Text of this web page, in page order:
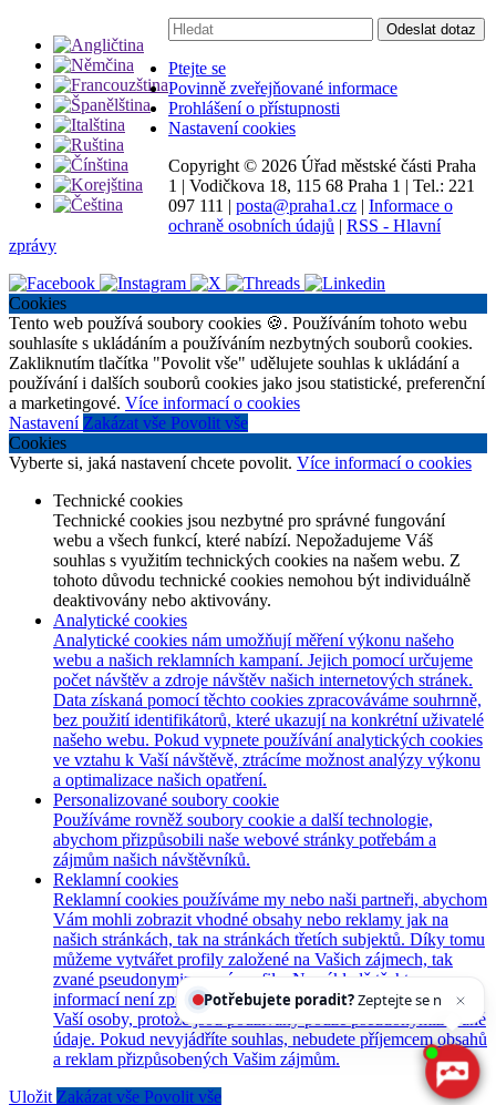
Vyhledávání:
Odeslat dotaz
Ptejte se
Povinně zveřejňované informace
Prohlášení o přístupnosti
Nastavení cookies
Copyright © 2026 Úřad městské části Praha
1 | Vodičkova 18, 115 68 Praha 1 | Tel.: 221
097 111 | posta@praha1.cz | Informace o
ochraně osobních údajů | RSS - Hlavní
zprávy
Cookies
Tento web používá soubory cookies 🍪. Používáním tohoto webu
souhlasíte s ukládáním a používáním nezbytných souborů cookies.
Zakliknutím tlačítka "Povolit vše" udělujete souhlas k ukládání a
používání i dalších souborů cookies jako jsou statistické, preferenční
a marketingové. Více informací o cookies
Nastavení Zakázat vše Povolit vše
Cookies
Vyberte si, jaká nastavení chcete povolit. Více informací o cookies
Technické cookies
Technické cookies jsou nezbytné pro správné fungování
webu a všech funkcí, které nabízí. Nepožadujeme Váš
souhlas s využitím technických cookies na našem webu. Z
tohoto důvodu technické cookies nemohou být individuálně
deaktivovány nebo aktivovány.
Analytické cookies
Analytické cookies nám umožňují měření výkonu našeho
webu a našich reklamních kampaní. Jejich pomocí určujeme
počet návštěv a zdroje návštěv našich internetových stránek.
Data získaná pomocí těchto cookies zpracováváme souhrnně,
bez použití identifikátorů, které ukazují na konkrétní uživatelé
našeho webu. Pokud vypnete používání analytických cookies
ve vztahu k Vaší návštěvě, ztrácíme možnost analýzy výkonu
a optimalizace našich opatření.
Personalizované soubory cookie
Používáme rovněž soubory cookie a další technologie,
abychom přizpůsobili naše webové stránky potřebám a
zájmům našich návštěvníků.
Reklamní cookies
Reklamní cookies používáme my nebo naši partneři, abychom
Vám mohli zobrazit vhodné obsahy nebo reklamy jak na
našich stránkách, tak na stránkách třetích subjektů. Díky tomu
můžeme vytvářet profily založené na Vašich zájmech, tak
zvané pseudonymizované profily. Na základě těchto
informací není zpravidla možná bezprostřední identifikace
Vaší osoby, protože jsou používány pouze pseudonymizované
údaje. Pokud nevyjádříte souhlas, nebudete příjemcem obsahů
a reklam přizpůsobených Vašim zájmům.
Uložit Zakázat vše Povolit vše
Potřebujete poradit?Zeptejte se našeho asistenta